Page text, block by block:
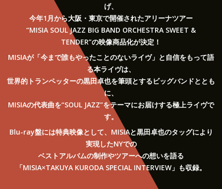
げ、
今年1月から大阪・東京で開催されたアリーナツアー
“MISIA SOUL JAZZ BIG BAND ORCHESTRA SWEET &
TENDER”の映像商品化が決定！
MISIAが「今まで誰もやったことのないライヴ」と自信をもって語
る本ライヴは、
世界的トランペッターの黒田卓也を筆頭とするビッグバンドととも
に、
MISIAの代表曲を“SOUL JAZZ”をテーマにお届けする極上ライヴで
す。
Blu-ray盤には特典映像として、MISIAと黒田卓也のタッグにより
実現したNYでの
ベストアルバムの制作やツアーへの想いを語る
「MISIA×TAKUYA KURODA SPECIAL INTERVIEW」も収録。